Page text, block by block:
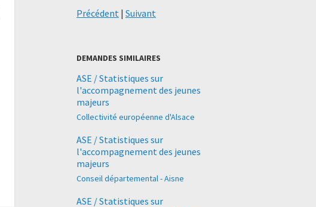
Précédent | Suivant
DEMANDES SIMILAIRES
ASE / Statistiques sur
l'accompagnement des jeunes
majeurs
Collectivité européenne d'Alsace
ASE / Statistiques sur
l'accompagnement des jeunes
majeurs
Conseil départemental - Aisne
ASE / Statistiques sur